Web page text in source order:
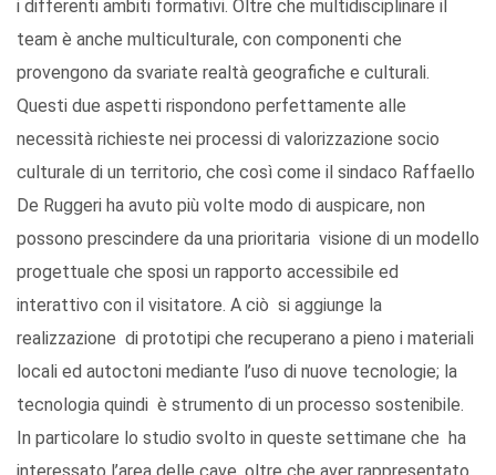
i differenti ambiti formativi. Oltre che multidisciplinare il
team è anche multiculturale, con componenti che
provengono da svariate realtà geografiche e culturali.
Questi due aspetti rispondono perfettamente alle
necessità richieste nei processi di valorizzazione socio
culturale di un territorio, che così come il sindaco Raffaello
De Ruggeri ha avuto più volte modo di auspicare, non
possono prescindere da una prioritaria visione di un modello
progettuale che sposi un rapporto accessibile ed
interattivo con il visitatore. A ciò si aggiunge la
realizzazione di prototipi che recuperano a pieno i materiali
locali ed autoctoni mediante l’uso di nuove tecnologie; la
tecnologia quindi è strumento di un processo sostenibile.
In particolare lo studio svolto in queste settimane che ha